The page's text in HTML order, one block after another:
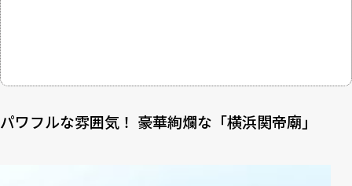
パワフルな雰囲気！ 豪華絢爛な「横浜関帝廟」